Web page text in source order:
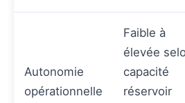
Autonomie
opérationnelle
Faible à
élevée
capacité
réservoir